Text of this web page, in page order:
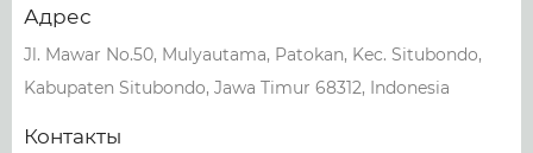
Адрес
Jl. Mawar No.50, Mulyautama, Patokan, Kec. Situbondo,
Kabupaten Situbondo, Jawa Timur 68312, Indonesia
Контакты